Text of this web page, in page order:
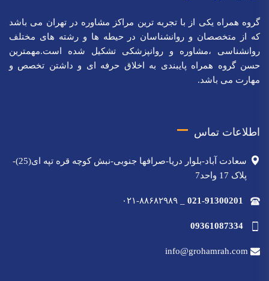
گروه همراه یکی از با تجربه ترین مراکز مشاوره در تهران می باشد
که از متخصصان و روانشناسان در حیطه ها و رشته های مختلف
روانشناسی ،مشاوره و روانپزشکی تشکیل شده است.مهمترین
حسن گروه همراه پایبندی به اخلاق حرفه ای و داشتن تخصص و
مهارت می باشد.
اطلاعات تماس
سعادت آباد-بلوار دریا-صرافها جنوبی-نبش کوچه قره تپه ای(25)-
پلاک 17 واحد7
021-91300201 ۰۲۱-۸۸۶۸۲۹۸۹
09361087334
info@grohamrah.com